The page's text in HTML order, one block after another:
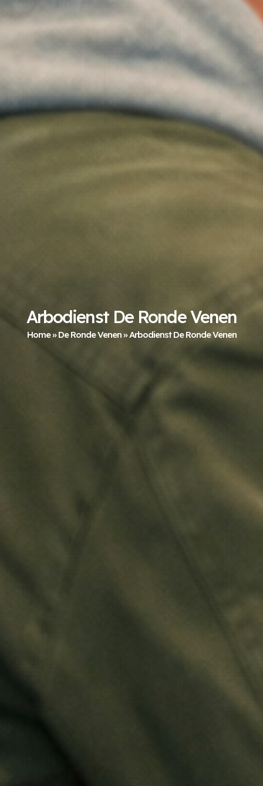
Arbodienst De Ronde Venen
Home»De Ronde Venen»Arbodienst De Ronde Venen